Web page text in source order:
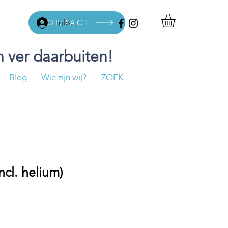
Inloggen
CONTACT
ver daarbuiten!
Blog Wie zijn wij? ZOEK
helium)